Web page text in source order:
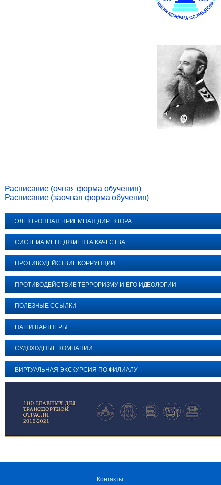
Расписание (очная форма обучения)
Расписание (заочная форма обучения)
ЭЛЕКТРОННАЯ ПРИЕМНАЯ ДИРЕКТОРА
СИСТЕМА МЕНЕДЖМЕНТА КАЧЕСТВА
ПРОТИВОДЕЙСТВИЕ КОРРУПЦИИ
ПРОТИВОДЕЙСТВИЕ ТЕРРОРИЗМУ И ЕГО ИДЕОЛОГИИ
ПОЛЕЗНЫЕ ССЫЛКИ
НАШИ ПАРТНЕРЫ
СУДОХОДНЫЕ КОМПАНИИ
ВИРТУАЛЬНАЯ ЭКСКУРСИЯ ПО ФИЛИАЛУ
Контакты: